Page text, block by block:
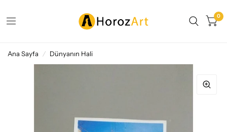
0
Ana Sayfa / Dünyanın Hali